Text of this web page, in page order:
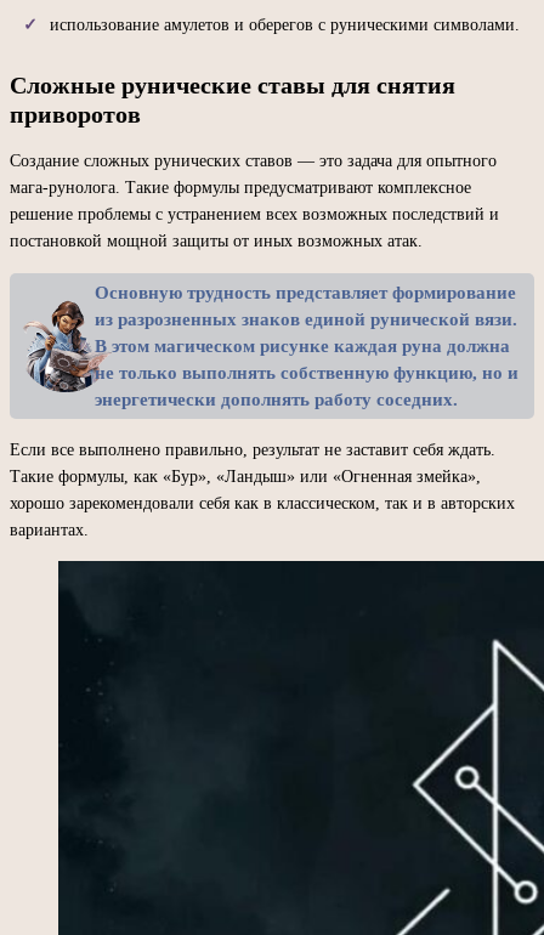
использование амулетов и оберегов с руническими символами.
Сложные рунические ставы для снятия
приворотов
Создание сложных рунических ставов — это задача для опытного
мага-рунолога. Такие формулы предусматривают комплексное
решение проблемы с устранением всех возможных последствий и
постановкой мощной защиты от иных возможных атак.
Основную трудность представляет формирование
из разрозненных знаков единой рунической вязи.
В этом магическом рисунке каждая руна должна
не только выполнять собственную функцию, но и
энергетически дополнять работу соседних.
Если все выполнено правильно, результат не заставит себя ждать.
Такие формулы, как «Бур», «Ландыш» или «Огненная змейка»,
хорошо зарекомендовали себя как в классическом, так и в авторских
вариантах.